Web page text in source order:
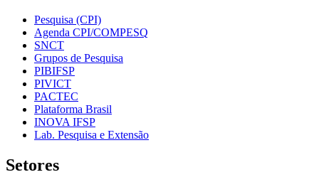
Pesquisa (CPI)
Agenda CPI/COMPESQ
SNCT
Grupos de Pesquisa
PIBIFSP
PIVICT
PACTEC
Plataforma Brasil
INOVA IFSP
Lab. Pesquisa e Extensão
Setores